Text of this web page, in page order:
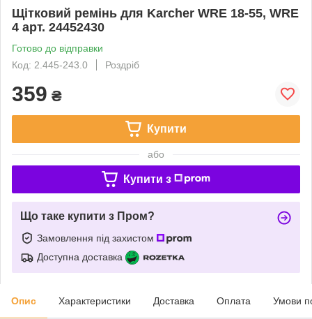
Щітковий ремінь для Karcher WRE 18-55, WRE
4 арт. 24452430
Готово до відправки
Код: 2.445-243.0
Роздріб
359 ₴
Купити
або
Купити з
Що таке купити з Пром?
Замовлення під захистом
Доступна доставка
Опис Характеристики Доставка Оплата Умови